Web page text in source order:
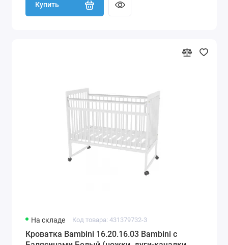
Купить
На складе Код товара: 431379732-3
Кроватка Bambini 16.20.16.03 Bambini с